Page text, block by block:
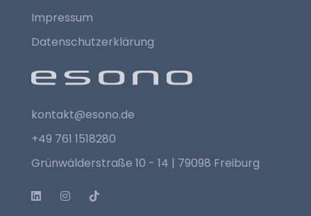
Impressum
Datenschutzerklärung
kontakt@esono.de
+49 761 1518280
Grünwälderstraße 10 - 14 | 79098 Freiburg